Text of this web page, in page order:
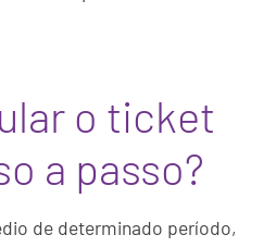
o ticket
a passo?
de determinado período,